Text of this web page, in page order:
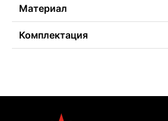
Материал
Комплектация